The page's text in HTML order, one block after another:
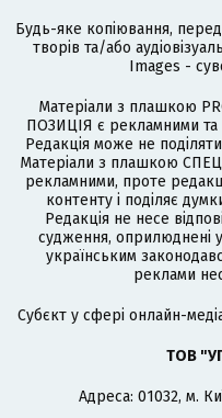
Будь-яке копіювання,
творів та/або
Images -
Матеріали з плашкою
ПОЗИЦІЯ є рекламними та
Редакція може не
Матеріали з плашкою
рекламними, проте
контенту і поділяє
Редакція не несе
судження, оприлюднені
українським
реклами
Cубєкт у сфері онлайн-
ТОВ
Адреса: 01032, м.